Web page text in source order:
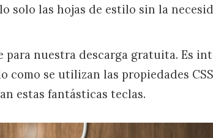
solo las hojas de estilo sin la
para nuestra descarga gratuita. Es
como se utilizan las propiedades
estas fantásticas teclas.